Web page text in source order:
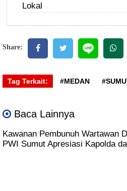
Lokal
Share:
Tag Terkait: #MEDAN
Baca Lainnya
Kawanan Pembunuh Wartawan
PWI Sumut Apresiasi Kapolda